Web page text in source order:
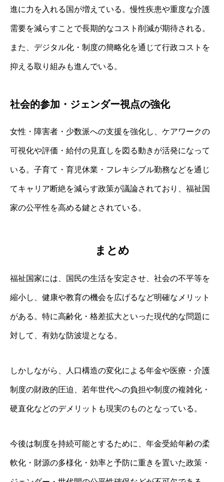
進に力を入れる国が増えている。慢性疾患や重度な介護
需要を減らすことで長期的なコスト削減が期待される。
また、デジタル化・制度の簡略化を通じて行政コストを
抑える取り組みも進んでいる。
社会的参加・ジェンダー視点の強化
女性・障害者・少数派への支援を強化し、ケアワークの
可視化や評価・給付の見直しを図る動きが活発になって
いる。子育て・育児休業・フレキシブル勤務などを通じ
てキャリア断絶を減らす政策が議論されており、福祉国
家の公平性を高める鍵とされている。
まとめ
福祉国家には、国民の生活を安定させ、社会の不平等を
縮小し、健康や教育の機会を広げるなど明確なメリット
がある。特に高齢化・格差拡大といった現代的な問題に
対して、有効な防波堤となる。
しかしながら、人口構造の変化による年金や医療・介護
制度の財政的圧迫、若年世代への負担や制度の複雑化・
硬直化などのデメリットも現実のものとなっている。
今後は制度を持続可能とするために、年金受給年齢の柔
軟化・財源の多様化・効率と予防に重きを置いた政策・